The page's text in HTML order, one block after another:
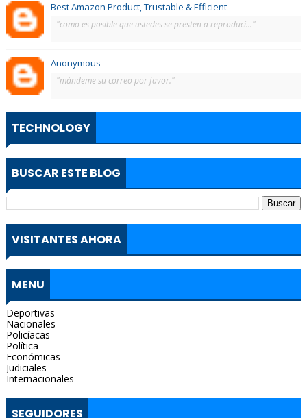
Best Amazon Product, Trustable & Efficient
"como es posible que ustedes se presten a reproduci..."
Anonymous
"màndeme su correo por favor."
TECHNOLOGY
BUSCAR ESTE BLOG
VISITANTES AHORA
MENU
Deportivas
Nacionales
Policíacas
Política
Económicas
Judiciales
Internacionales
SEGUIDORES